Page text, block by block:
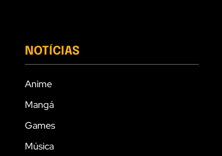
NOTÍCIAS
Anime
Mangá
Games
Música